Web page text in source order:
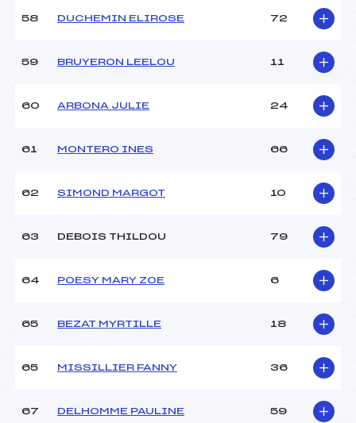
58 DUCHEMIN ELIROSE 72
59 BRUYERON LEELOU 11
60 ARBONA JULIE 24
61 MONTERO INES 66
62 SIMOND MARGOT 10
63 DEBOIS THILDOU 79
64 POESY MARY ZOE 6
65 BEZAT MYRTILLE 18
65 MISSILLIER FANNY 36
67 DELHOMME PAULINE 59